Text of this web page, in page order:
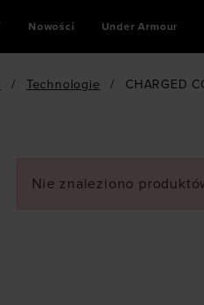
Nowości Under Armour
/ Technologie / CHARGED
Nie znaleziono